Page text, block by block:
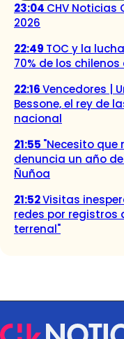
23:04 CHV Noticias
2026
22:49 TOC y la
70% de los
22:16Vencedores |
Bessone, el rey de
nacional
21:55 "Necesito que
denuncia un año
Ñuñoa
21:52Visitas
redes por registros
terrenal"